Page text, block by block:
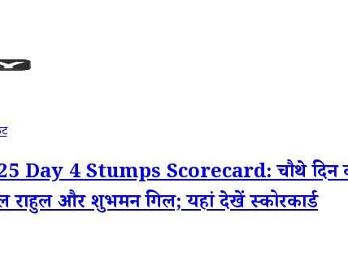
4 Stumps Scorecard: चौथे दिन
और शुभमन गिल; यहां देखें स्कोरकार्ड